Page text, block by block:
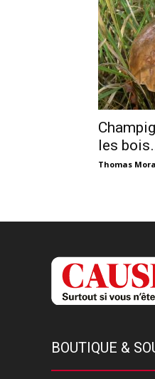
les
Thomas
BOUTIQUE &